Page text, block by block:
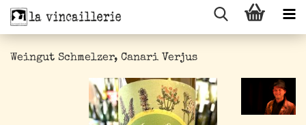
Weingut Schmelzer, Canari Verjus